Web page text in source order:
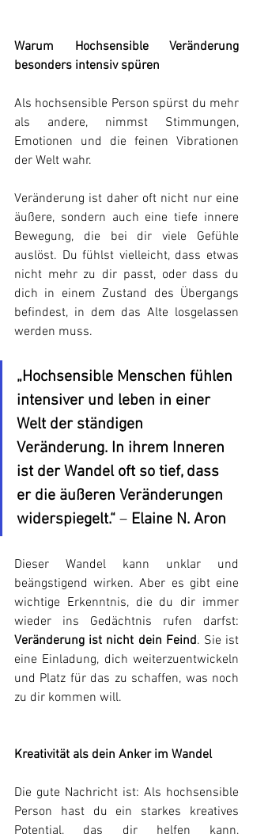
Warum Hochsensible Veränderung
besonders intensiv spüren
Als hochsensible Person spürst du mehr
als andere, nimmst Stimmungen,
Emotionen und die feinen Vibrationen
der Welt wahr.
Veränderung ist daher oft nicht nur eine
äußere, sondern auch eine tiefe innere
Bewegung, die bei dir viele Gefühle
auslöst. Du fühlst vielleicht, dass etwas
nicht mehr zu dir passt, oder dass du
dich in einem Zustand des Übergangs
befindest, in dem das Alte losgelassen
werden muss.
„Hochsensible Menschen fühlen
intensiver und leben in einer
Welt der ständigen
Veränderung. In ihrem Inneren
ist der Wandel oft so tief, dass
er die äußeren Veränderungen
widerspiegelt.“ – Elaine N. Aron
Dieser Wandel kann unklar und
beängstigend wirken. Aber es gibt eine
wichtige Erkenntnis, die du dir immer
Veränderung ist nicht dein Feind. Sie ist
eine Einladung, dich weiterzuentwickeln
und Platz für das zu schaffen, was noch
zu dir kommen will.
Kreativität als dein Anker im Wandel
Die gute Nachricht ist: Als hochsensible
Person hast du ein starkes kreatives
Potential, das dir helfen kann,